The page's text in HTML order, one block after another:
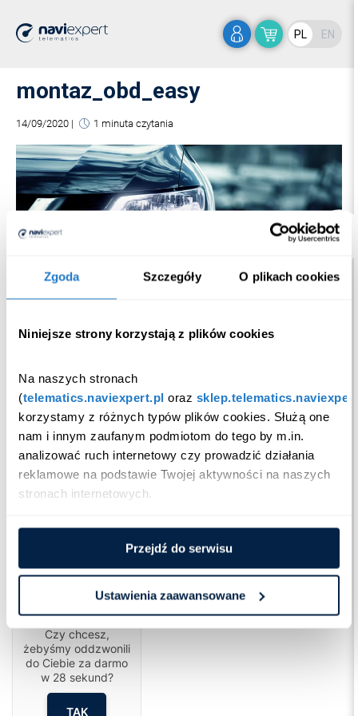
Zgoda Szczegóły O plikach cookies
Niniejsze strony korzystają z plików cookies
Na naszych stronach
(telematics.naviexpert.pl oraz
korzystamy z różnych typów plików cookies. Służą one
nam i innym zaufanym podmiotom do tego by m.in.
analizować ruch internetowy czy prowadzić działania
reklamowe na podstawie Twojej aktywności na naszych
stronach internetowych.
Przejdź do serwisu
Ustawienia zaawansowane
PL EN
montaz_obd_easy
14/09/2020 | 1 minuta czytania
Cześć!
Czy chcesz,
żebyśmy oddzwonili
do Ciebie za darmo
w 28 sekund?
TAK